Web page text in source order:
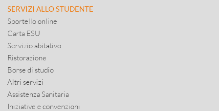
SERVIZI ALLO STUDENTE
Sportello online
Carta ESU
Servizio abitativo
Ristorazione
Borse di studio
Altri servizi
Assistenza Sanitaria
Iniziative e convenzioni